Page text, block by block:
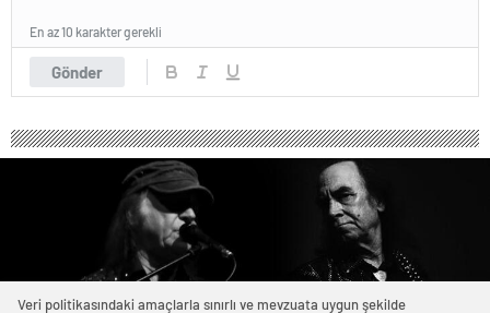
Gönder
En az 10 karakter gerekli
Veri politikasındaki amaçlarla sınırlı ve mevzuata uygun şekilde